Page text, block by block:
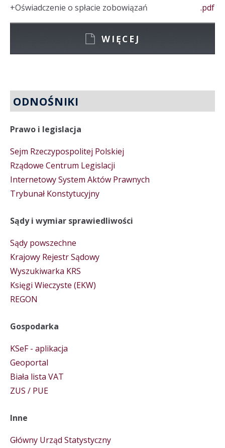
+Oświadczenie o spłacie zobowiązań .pdf
WIĘCEJ
ODNOŚNIKI
Prawo i legislacja
Sejm Rzeczypospolitej Polskiej
Rządowe Centrum Legislacji
Internetowy System Aktów Prawnych
Trybunał Konstytucyjny
Sądy i wymiar sprawiedliwości
Sądy powszechne
Krajowy Rejestr Sądowy
Wyszukiwarka KRS
Księgi Wieczyste (EKW)
REGON
Gospodarka
KSeF - aplikacja
Geoportal
Biała lista VAT
ZUS / PUE
Inne
Główny Urząd Statystyczny